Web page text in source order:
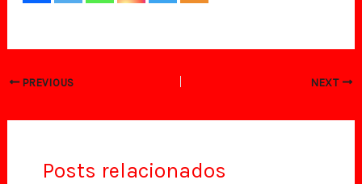
PREVIOUS NEXT
Posts relacionados